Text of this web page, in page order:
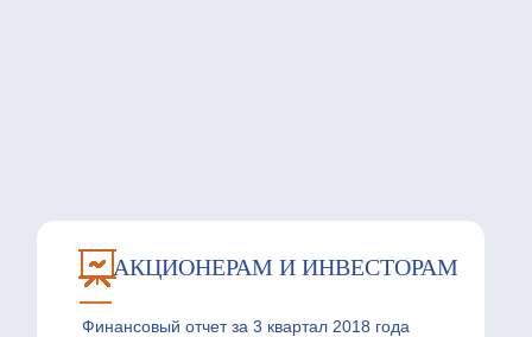
АКЦИОНЕРАМ И ИНВЕСТОРАМ
Финансовый отчет за 3 квартал 2018 года